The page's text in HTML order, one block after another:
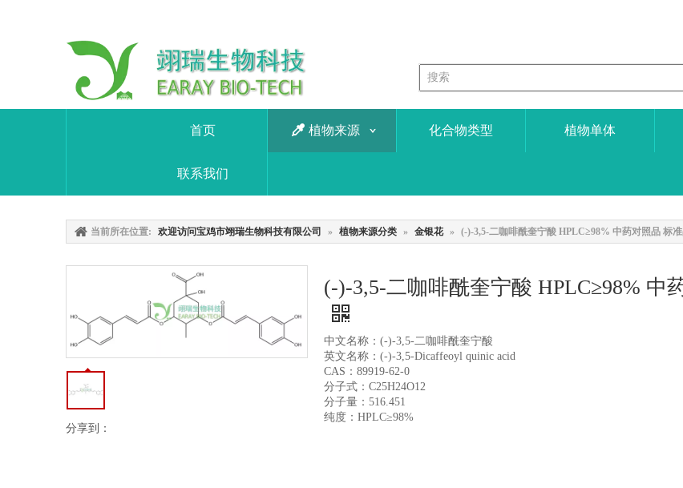
首页 植物来源 化合物类型 植物单体
联系我们
当前所在位置: 欢迎访问宝鸡市翊瑞生物科技有限公司 » 植物来源分类 » 金银花 » (-)-3,5-二咖啡酰奎宁酸 HPLC≥98% 中药对照品 标
分享到：
(-)-3,5-二咖啡酰奎宁酸 HPLC≥98% 中
中文名称：(-)-3,5-二咖啡酰奎宁酸
英文名称：(-)-3,5-Dicaffeoyl quinic acid
CAS：89919-62-0
分子式：C25H24O12
分子量：516.451
纯度：HPLC≥98%